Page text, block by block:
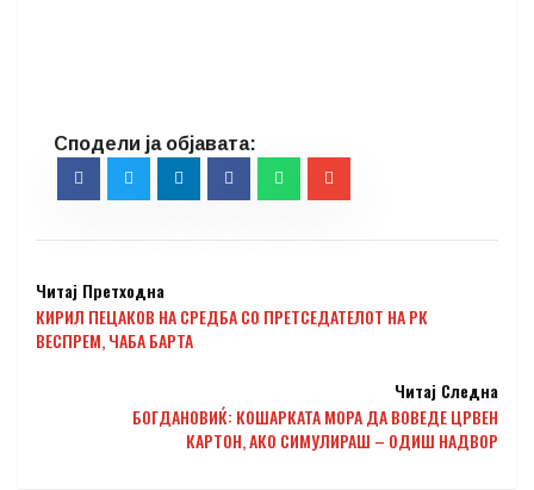
Читај Претходна
КИРИЛ ПЕЦАКОВ НА СРЕДБА СО ПРЕТСЕДАТЕЛОТ НА РК
ВЕСПРЕМ, ЧАБА БАРТА
Читај Следна
БОГДАНОВИЌ: КОШАРКАТА МОРА ДА ВОВЕДЕ ЦРВЕН
КАРТОН, АКО СИМУЛИРАШ – ОДИШ НАДВОР